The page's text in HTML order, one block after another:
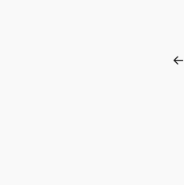
←